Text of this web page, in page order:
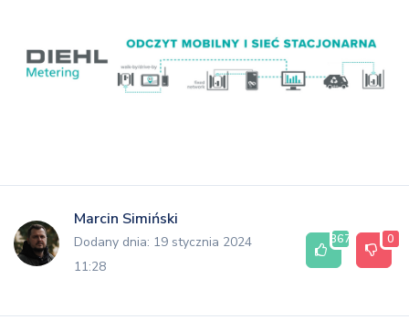
Marcin Simiński
Dodany dnia: 19 stycznia 2024
11:28
367 0